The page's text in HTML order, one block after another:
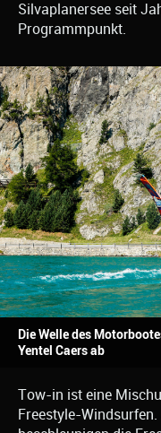
Silvaplanersee seit
Programmpunkt.
Die Welle des
Yentel Caers ab
Tow-in ist eine
Freestyle-